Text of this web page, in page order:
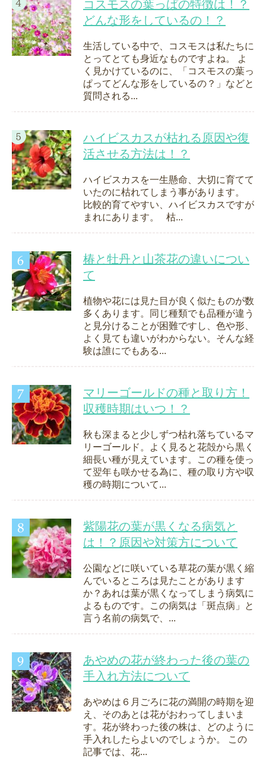
コスモスの葉っぱの特徴は！？
どんな形をしているの！？
生活している中で、コスモスは私たちに
とってとても身近なものですよね。 よ
く見かけているのに、「コスモスの葉っ
ぱってどんな形をしているの？」などと
質問される...
ハイビスカスが枯れる原因や復
活させる方法は！？
ハイビスカスを一生懸命、大切に育てて
いたのに枯れてしまう事があります。
比較的育てやすい、ハイビスカスですが
まれにあります。 枯...
椿と牡丹と山茶花の違いについ
て
植物や花には見た目が良く似たものが数
多くあります。同じ種類でも品種が違う
と見分けることが困難ですし、色や形、
よく見ても違いがわからない。そんな経
験は誰にでもある...
マリーゴールドの種と取り方！
収穫時期はいつ！？
秋も深まると少しずつ枯れ落ちているマ
リーゴールド。よく見ると花殻から黒く
細長い種が見えています。この種を使っ
て翌年も咲かせる為に、種の取り方や収
穫の時期について...
紫陽花の葉が黒くなる病気と
は！？原因や対策方について
公園などに咲いている草花の葉が黒く縮
んでいるところは見たことがあります
か？あれは葉が黒くなってしまう病気に
よるものです。この病気は「斑点病」と
言う名前の病気で、...
あやめの花が終わった後の葉の
手入れ方法について
あやめは６月ごろに花の満開の時期を迎
え、そのあとは花がおわってしまいま
す。花が終わった後の株は、どのように
手入れしたらよいのでしょうか。 この
記事では、花...